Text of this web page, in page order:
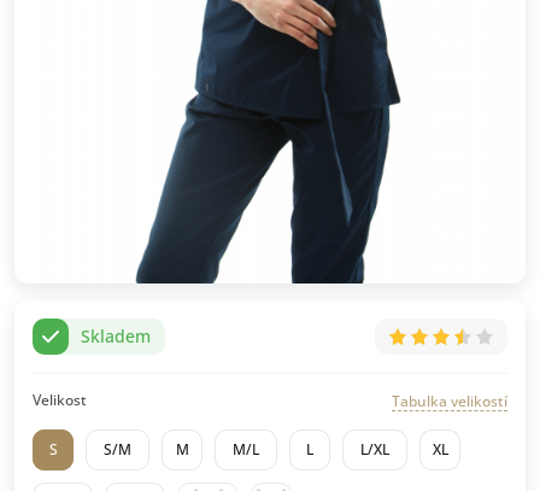
Skladem
Velikost Tabulka velikostí
S S/M M M/L L L/XL XL